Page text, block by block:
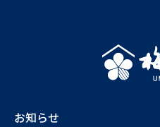
お知らせ